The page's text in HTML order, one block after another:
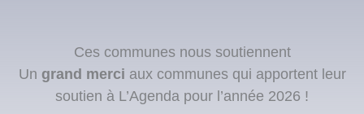
Ces communes nous soutiennent
Un grand merci aux communes qui apportent leur
soutien à L’Agenda pour l’année 2026 !